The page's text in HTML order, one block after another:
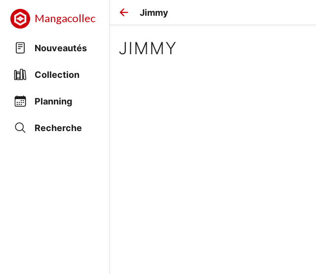
Mangacollec
Nouveautés
Collection
Planning
Recherche
Jimmy
JIMMY